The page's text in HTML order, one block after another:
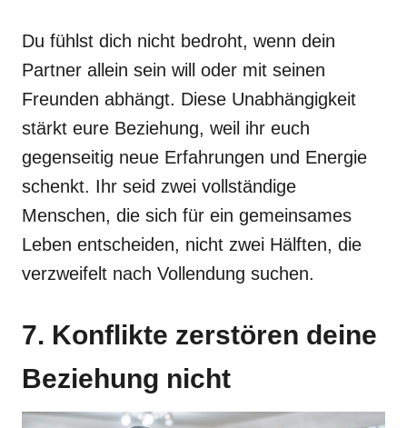
Du fühlst dich nicht bedroht, wenn dein
Partner allein sein will oder mit seinen
Freunden abhängt. Diese Unabhängigkeit
stärkt eure Beziehung, weil ihr euch
gegenseitig neue Erfahrungen und Energie
schenkt. Ihr seid zwei vollständige
Menschen, die sich für ein gemeinsames
Leben entscheiden, nicht zwei Hälften, die
verzweifelt nach Vollendung suchen.
7. Konflikte zerstören deine
Beziehung nicht